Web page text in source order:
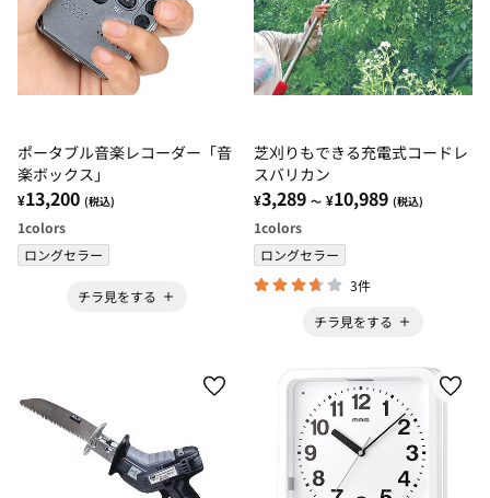
ポータブル音楽レコーダー「音
楽ボックス」
¥13,200 (税込)
1colors
ロングセラー
チラ見をする
芝刈りもできる充電式コードレ
スバリカン
¥3,289 ～ ¥10,989 (税込)
1colors
ロングセラー
3件
チラ見をする